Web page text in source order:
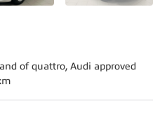
of quattro, Audi approved